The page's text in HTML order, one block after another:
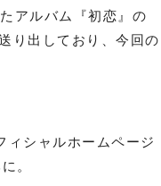
アルバム『初恋』の
り出しており、今回の
ィシャルホームページ
。